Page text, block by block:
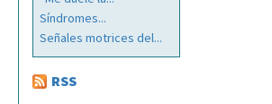
Síndromes...
Señales motrices del...
RSS